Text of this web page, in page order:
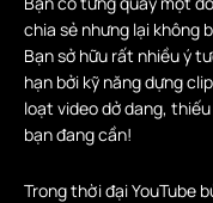
chia sẻ nhưng lại không
Bạn sở hữu rất nhiều ý
hạn bởi kỹ năng dựng
loạt video dở dang,
bạn đang cần!
Trong thời đại YouTube